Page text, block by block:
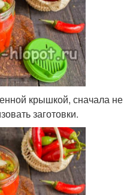
крышкой, сначала не
заготовки.